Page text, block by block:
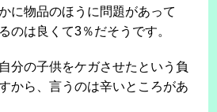
に物品のほうに問題があって
のは良くて3％だそうです。
分の子供をケガさせたという負
から、言うのは辛いところがあ